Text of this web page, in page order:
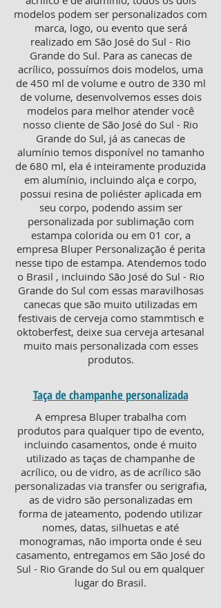
modelos podem ser personalizados com
marca, logo, ou evento que será
realizado em São José do Sul - Rio
Grande do Sul. Para as canecas de
acrílico, possuímos dois modelos, uma
de 450 ml de volume e outro de 330 ml
de volume, desenvolvemos esses dois
modelos para melhor atender você
nosso cliente de São José do Sul - Rio
Grande do Sul, já as canecas de
alumínio temos disponível no tamanho
de 680 ml, ela é inteiramente produzida
em alumínio, incluindo alça e corpo,
possui resina de poliéster aplicada em
seu corpo, podendo assim ser
personalizada por sublimação com
estampa colorida ou em 01 cor, a
empresa Bluper Personalização é perita
nesse tipo de estampa. Atendemos todo
o Brasil , incluindo São José do Sul - Rio
Grande do Sul com essas maravilhosas
canecas que são muito utilizadas em
festivais de cerveja como stammtisch e
oktoberfest, deixe sua cerveja artesanal
muito mais personalizada com esses
produtos.
Taça de champanhe personalizada
A empresa Bluper trabalha com
produtos para qualquer tipo de evento,
incluindo casamentos, onde é muito
utilizado as taças de champanhe de
acrílico, ou de vidro, as de acrílico são
personalizadas via transfer ou serigrafia,
as de vidro são personalizadas em
forma de jateamento, podendo utilizar
nomes, datas, silhuetas e até
monogramas, não importa onde é seu
casamento, entregamos em São José do
Sul - Rio Grande do Sul ou em qualquer
lugar do Brasil.